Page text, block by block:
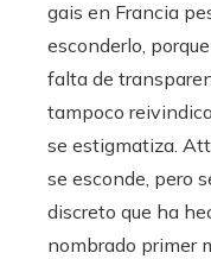
gais en Francia
esconderlo,
falta de
tampoco
se estigmatiza.
se esconde, pero
discreto que ha
nombrado primer